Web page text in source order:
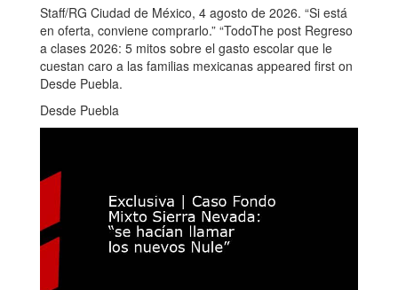
Staff/RG Ciudad de México, 4 agosto de 2026. “Si está
en oferta, conviene comprarlo.” “TodoThe post Regreso
a clases 2026: 5 mitos sobre el gasto escolar que le
cuestan caro a las familias mexicanas appeared first on
Desde Puebla.
Desde Puebla